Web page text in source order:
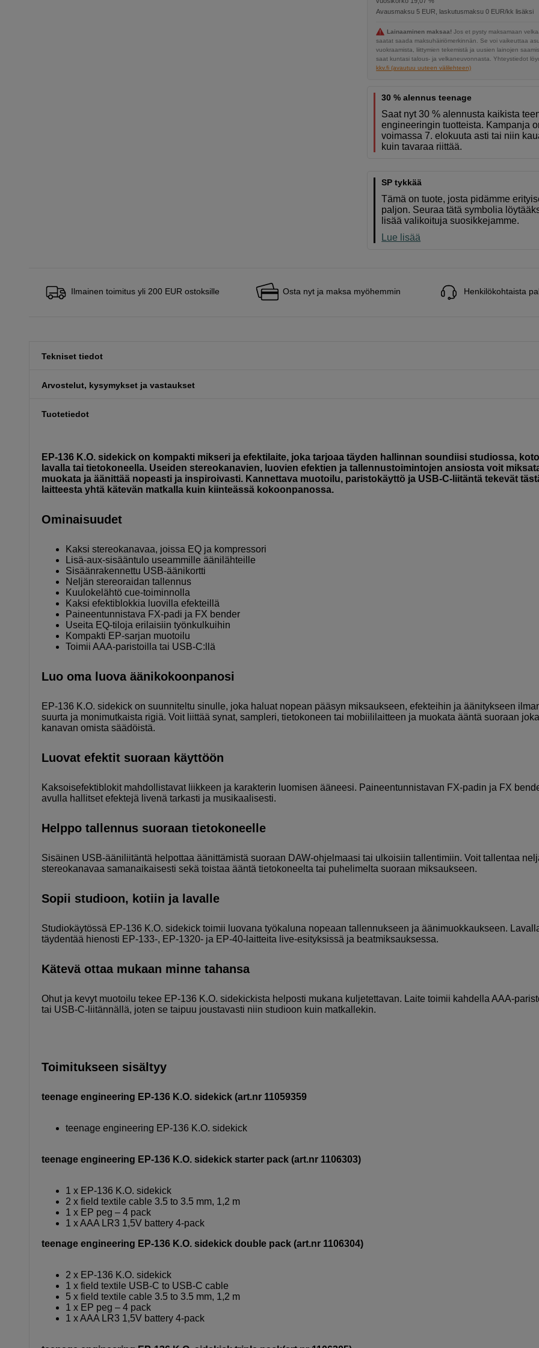
Avausmaksu 5 EUR, laskutusmaksu 0 EUR/kk lisäksi
Lainaaminen maksaa! Jos et pysty maksamaan
saatat saada maksuhäiriömerkinnän. Se voi vaikeuttaa
vuokraamista, liittymien tekemistä ja uusien lainojen
saat kuntasi talous- ja velkaneuvonnasta. Yhteystiedot
kkv.fi (avautuu uuteen välilehteen)
30 % alennus teenage
Saat nyt 30 % alennusta kaikista
engineeringin tuotteista. Kampanja
voimassa 7. elokuuta asti tai niin
kuin tavaraa riittää.
SP tykkää
Tämä on tuote, josta pidämme
paljon. Seuraa tätä symbolia
lisää valikoituja suosikkejamme.
Lue lisää
Ilmainen toimitus yli 200 EUR ostoksille Osta nyt ja maksa myöhemmin Henkilökohtaista
Tekniset tiedot
Arvostelut, kysymykset ja vastaukset
Tuotetiedot
EP-136 K.O. sidekick on kompakti mikseri ja efektilaite, joka tarjoaa täyden hallinnan soundiisi studiossa,
lavalla tai tietokoneella. Useiden stereokanavien, luovien efektien ja tallennustoimintojen ansiosta voit
muokata ja äänittää nopeasti ja inspiroivasti. Kannettava muotoilu, paristokäyttö ja USB-C-liitäntä tekevät
laitteesta yhtä kätevän matkalla kuin kiinteässä kokoonpanossa.
Ominaisuudet
Kaksi stereokanavaa, joissa EQ ja kompressori
Lisä-aux-sisääntulo useammille äänilähteille
Sisäänrakennettu USB-äänikortti
Neljän stereoraidan tallennus
Kuulokelähtö cue-toiminnolla
Kaksi efektiblokkia luovilla efekteillä
Paineentunnistava FX-padi ja FX bender
Useita EQ-tiloja erilaisiin työnkulkuihin
Kompakti EP-sarjan muotoilu
Toimii AAA-paristoilla tai USB-C:llä
Luo oma luova äänikokoonpanosi
EP-136 K.O. sidekick on suunniteltu sinulle, joka haluat nopean pääsyn miksaukseen, efekteihin ja äänitykseen
suurta ja monimutkaista rigiä. Voit liittää synat, sampleri, tietokoneen tai mobiililaitteen ja muokata ääntä suoraan
kanavan omista säädöistä.
Luovat efektit suoraan käyttöön
Kaksoisefektiblokit mahdollistavat liikkeen ja karakterin luomisen ääneesi. Paineentunnistavan FX-padin ja FX
avulla hallitset efektejä livenä tarkasti ja musikaalisesti.
Helppo tallennus suoraan tietokoneelle
Sisäinen USB-ääniliitäntä helpottaa äänittämistä suoraan DAW-ohjelmaasi tai ulkoisiin tallentimiin. Voit tallentaa
stereokanavaa samanaikaisesti sekä toistaa ääntä tietokoneelta tai puhelimelta suoraan miksaukseen.
Sopii studioon, kotiin ja lavalle
Studiokäytössä EP-136 K.O. sidekick toimii luovana työkaluna nopeaan tallennukseen ja äänimuokkaukseen.
täydentää hienosti EP-133-, EP-1320- ja EP-40-laitteita live-esityksissä ja beatmiksauksessa.
Kätevä ottaa mukaan minne tahansa
Ohut ja kevyt muotoilu tekee EP-136 K.O. sidekickista helposti mukana kuljetettavan. Laite toimii kahdella AAA-
tai USB-C-liitännällä, joten se taipuu joustavasti niin studioon kuin matkallekin.
Toimitukseen sisältyy
teenage engineering EP-136 K.O. sidekick (art.nr 11059359
teenage engineering EP-136 K.O. sidekick
teenage engineering EP-136 K.O. sidekick starter pack (art.nr 1106303)
1 x EP-136 K.O. sidekick
2 x field textile cable 3.5 to 3.5 mm, 1,2 m
1 x EP peg – 4 pack
1 x AAA LR3 1,5V battery 4-pack
teenage engineering EP-136 K.O. sidekick double pack (art.nr 1106304)
2 x EP-136 K.O. sidekick
1 x field textile USB-C to USB-C cable
5 x field textile cable 3.5 to 3.5 mm, 1,2 m
1 x EP peg – 4 pack
1 x AAA LR3 1,5V battery 4-pack